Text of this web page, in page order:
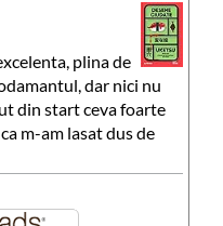
plina de
dar nici nu
din start ceva foarte
m-am lasat dus de